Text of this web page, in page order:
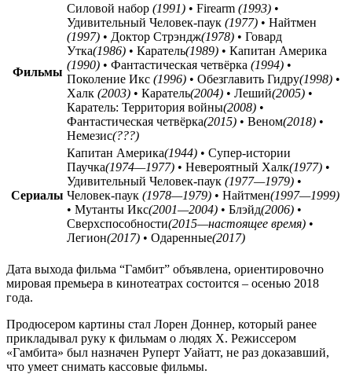
Фильмы
Силовой набор (1991) • Firearm (1993) •
Удивительный Человек-паук (1977) • Найтмен
(1997) • Доктор Стрэндж(1978) • Говард
Утка(1986) • Каратель(1989) • Капитан Америка
(1990) • Фантастическая четвёрка (1994) •
Поколение Икс (1996) • Обезглавить Гидру(1998) •
Халк (2003) • Каратель(2004) • Леший(2005) •
Каратель: Территория войны(2008) •
Фантастическая четвёрка(2015) • Веном(2018) •
Немезис(???)
Сериалы
Капитан Америка(1944) • Супер-истории
Паучка(1974—1977) • Невероятный Халк(1977) •
Удивительный Человек-паук (1977—1979) •
Человек-паук (1978—1979) • Найтмен(1997—1999)
• Мутанты Икс(2001—2004) • Блэйд(2006) •
Сверхспособности(2015—настоящее время) •
Легион(2017) • Одаренные(2017)
Дата выхода фильма “Гамбит” объявлена, ориентировочно
мировая премьера в кинотеатрах состоится – осенью 2018
года.
Продюсером картины стал Лорен Доннер, который ранее
прикладывал руку к фильмам о людях X. Режиссером
«Гамбита» был назначен Руперт Уайатт, не раз доказавший,
что умеет снимать кассовые фильмы.